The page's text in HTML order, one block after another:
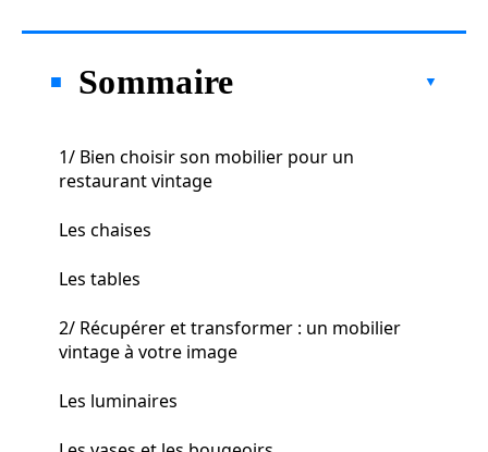
Sommaire
1/ Bien choisir son mobilier pour un
restaurant vintage
Les chaises
Les tables
2/ Récupérer et transformer : un mobilier
vintage à votre image
Les luminaires